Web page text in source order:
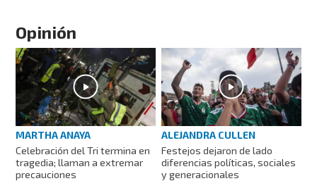
Opinión
MARTHA ANAYA
Celebración del Tri termina en
tragedia; llaman a extremar
precauciones
ALEJANDRA CULLEN
Festejos dejaron de lado
diferencias políticas, sociales
y generacionales